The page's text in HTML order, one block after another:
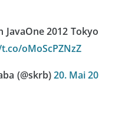
JavaOne 2012 Tokyo
oMoScPZNzZ
(@skrb)20. Mai 20